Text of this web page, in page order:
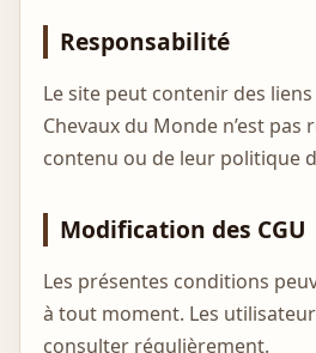
Responsabilité
Le site peut contenir des
Chevaux du Monde n’est
contenu ou de leur politique
Modification des CGU
Les présentes conditions
à tout moment. Les
consulter régulièrement.